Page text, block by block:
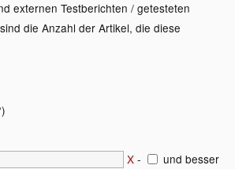
externen Testberichten / getesteten
die Anzahl der Artikel, die diese
X -
und besser